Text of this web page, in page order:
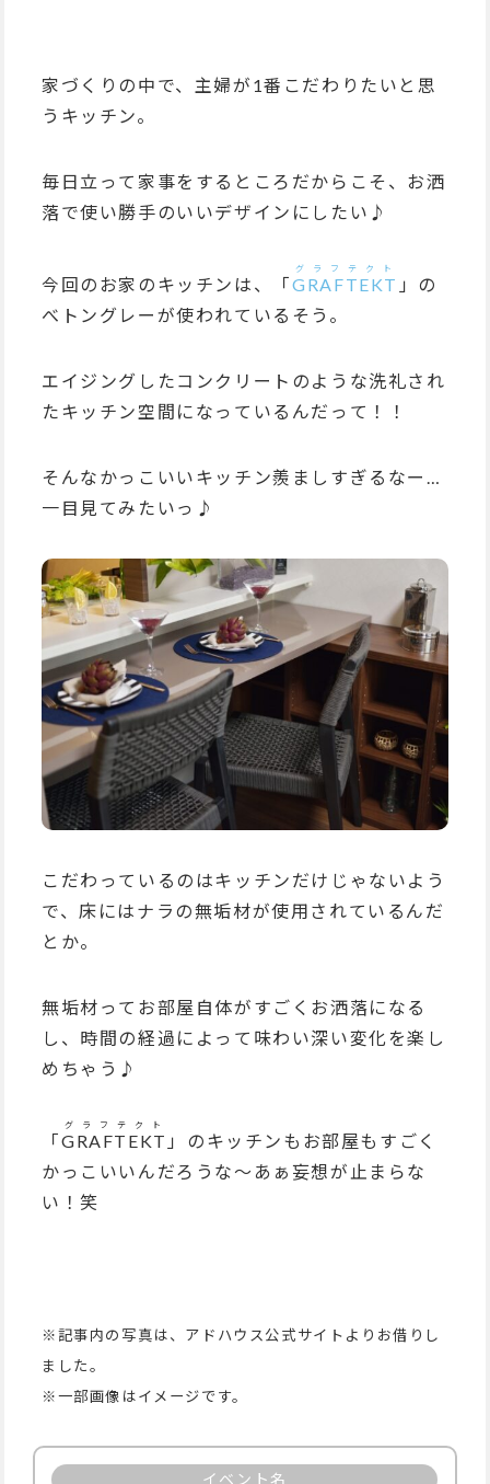
家づくりの中で、主婦が1番こだわりたいと思
うキッチン。
毎日立って家事をするところだからこそ、お洒
落で使い勝手のいいデザインにしたい♪
今回のお家のキッチンは、「GRAFTEKT
グラフテクト
」の
べトングレーが使われているそう。
エイジングしたコンクリートのような洗礼され
たキッチン空間になっているんだって！！
そんなかっこいいキッチン羨ましすぎるなー…
一目見てみたいっ♪
こだわっているのはキッチンだけじゃないよう
で、床にはナラの無垢材が使用されているんだ
とか。
無垢材ってお部屋自体がすごくお洒落になる
し、時間の経過によって味わい深い変化を楽し
めちゃう♪
「GRAFTEKT
グラフテクト
」のキッチンもお部屋もすごく
かっこいいんだろうな〜あぁ妄想が止まらな
い！笑
※記事内の写真は、アドハウス公式サイトよりお借りし
ました。
※一部画像はイメージです。
イベント名